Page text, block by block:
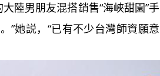
陸男朋友混搭銷售“海峽甜園”手
”她説，“已有不少台灣師資願意